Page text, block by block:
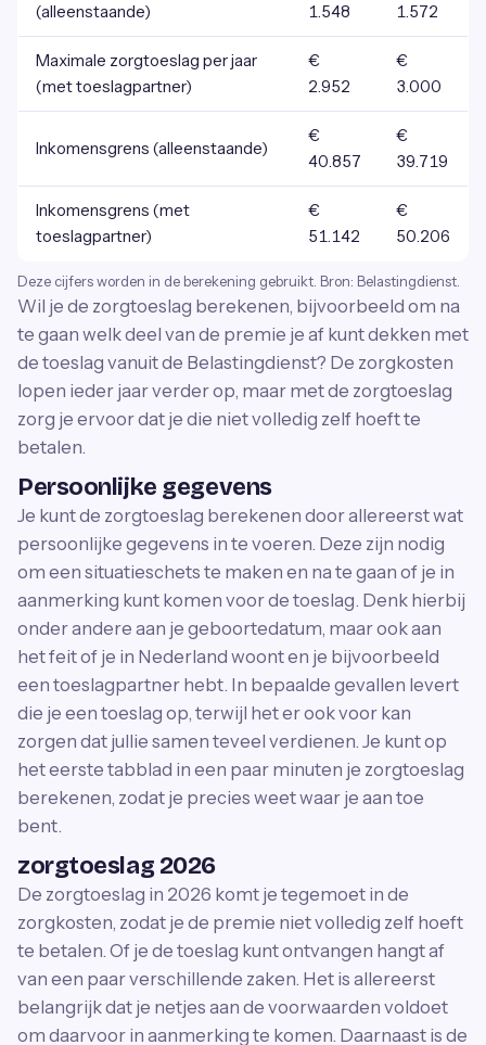
(alleenstaande)
1.548
1.572
Maximale zorgtoeslag per jaar
(met toeslagpartner)
€
2.952
€
3.000
Inkomensgrens (alleenstaande)
€
40.857
€
39.719
Inkomensgrens (met
toeslagpartner)
€
51.142
€
50.206
Deze cijfers worden in de berekening gebruikt. Bron: Belastingdienst.
Wil je de zorgtoeslag berekenen, bijvoorbeeld om na
te gaan welk deel van de premie je af kunt dekken met
de toeslag vanuit de Belastingdienst? De zorgkosten
lopen ieder jaar verder op, maar met de zorgtoeslag
zorg je ervoor dat je die niet volledig zelf hoeft te
betalen.
Persoonlijke gegevens
Je kunt de zorgtoeslag berekenen door allereerst wat
persoonlijke gegevens in te voeren. Deze zijn nodig
om een situatieschets te maken en na te gaan of je in
aanmerking kunt komen voor de toeslag. Denk hierbij
onder andere aan je geboortedatum, maar ook aan
het feit of je in Nederland woont en je bijvoorbeeld
een toeslagpartner hebt. In bepaalde gevallen levert
die je een toeslag op, terwijl het er ook voor kan
zorgen dat jullie samen teveel verdienen. Je kunt op
het eerste tabblad in een paar minuten je zorgtoeslag
berekenen, zodat je precies weet waar je aan toe
bent.
zorgtoeslag 2026
De zorgtoeslag in 2026 komt je tegemoet in de
zorgkosten, zodat je de premie niet volledig zelf hoeft
te betalen. Of je de toeslag kunt ontvangen hangt af
van een paar verschillende zaken. Het is allereerst
belangrijk dat je netjes aan de voorwaarden voldoet
om daarvoor in aanmerking te komen. Daarnaast is de